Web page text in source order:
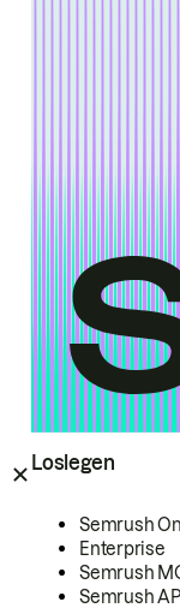
Loslegen
Semrush
Enterprise
Semrush
Semrush API